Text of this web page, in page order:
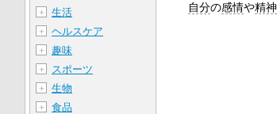
自分の感情や精神
＋ 生活
＋ ヘルスケア
＋ 趣味
＋ スポーツ
＋ 生物
＋ 食品